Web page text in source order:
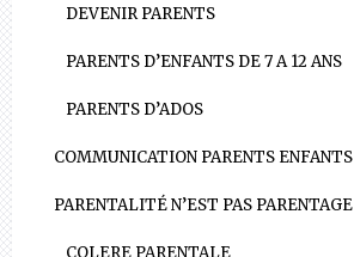
DEVENIR PARENTS
PARENTS D’ENFANTS DE 7 A 12 ANS
PARENTS D’ADOS
COMMUNICATION PARENTS ENFANTS
PARENTALITÉ N’EST PAS PARENTAGE